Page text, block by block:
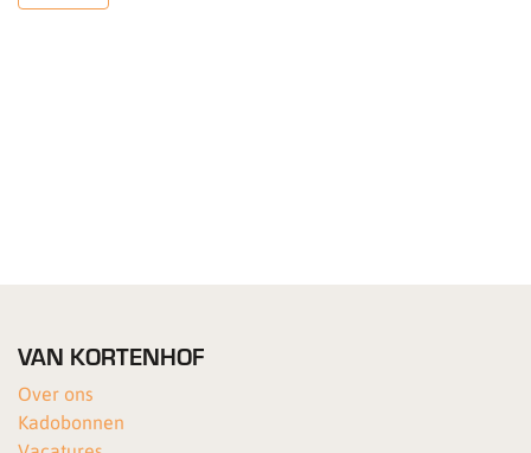
VAN KORTENHOF
Over ons
Kadobonnen